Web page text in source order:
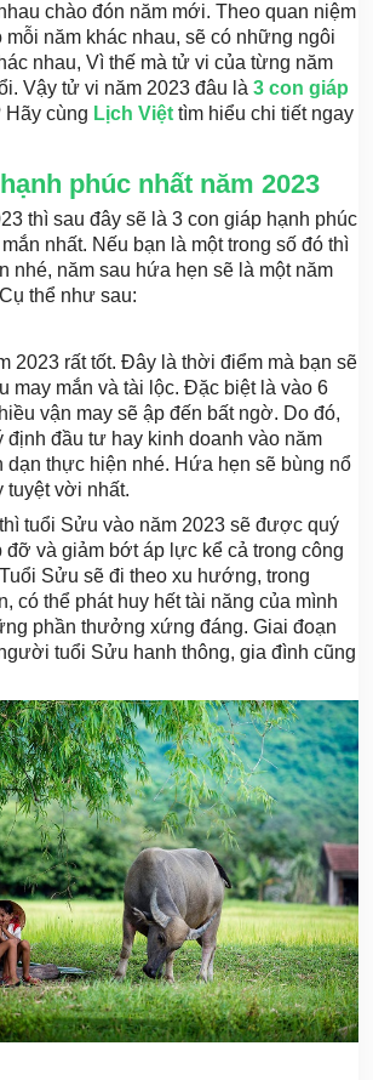
chào đón năm mới. Theo quan niệm
mỗi năm khác nhau, sẽ có những ngôi
nhau, Vì thế mà tử vi của từng năm
Vậy tử vi năm 2023 đâu là 3 con giáp
Hãy cùng Lịch Việt tìm hiểu chi tiết ngay
phúc nhất năm 2023
thì sau đây sẽ là 3 con giáp hạnh phúc
nhất. Nếu bạn là một trong số đó thì
nhé, năm sau hứa hẹn sẽ là một năm
thể như sau:
2023 rất tốt. Đây là thời điểm mà bạn sẽ
may mắn và tài lộc. Đặc biệt là vào 6
vận may sẽ ập đến bất ngờ. Do đó,
định đầu tư hay kinh doanh vào năm
dạn thực hiện nhé. Hứa hẹn sẽ bùng nổ
tuyệt vời nhất.
tuổi Sửu vào năm 2023 sẽ được quý
đỡ và giảm bớt áp lực kể cả trong công
Sửu sẽ đi theo xu hướng, trong
có thể phát huy hết tài năng của mình
phần thưởng xứng đáng. Giai đoạn
tuổi Sửu hanh thông, gia đình cũng